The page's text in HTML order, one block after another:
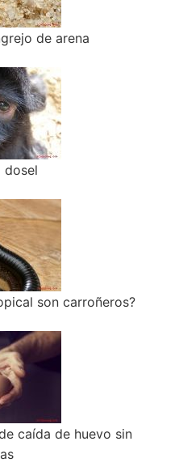
de arena
dosel
son carroñeros?
caída de huevo sin